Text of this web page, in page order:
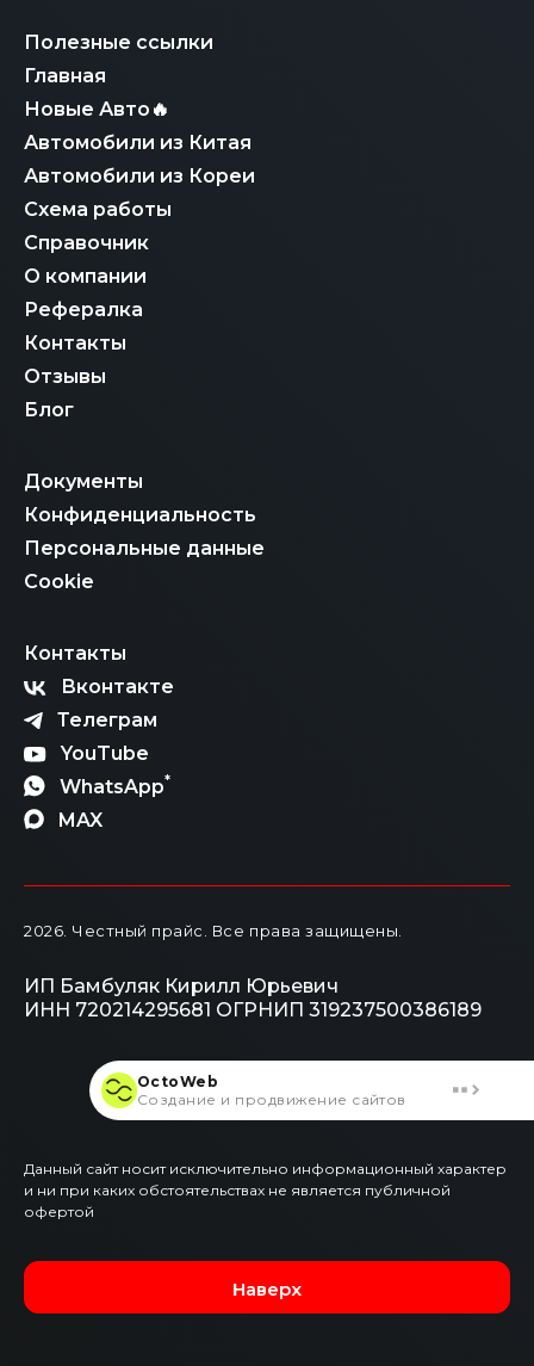
Полезные ссылки
Главная
Новые Авто🔥
Автомобили из Китая
Автомобили из Кореи
Схема работы
Справочник
О компании
Рефералка
Контакты
Отзывы
Блог
Документы
Конфиденциальность
Персональные данные
Cookie
Контакты
Вконтакте
Телеграм
YouTube
WhatsApp*
MAX
2026 . Честный прайс. Все права защищены.
ИП Бамбуляк Кирилл Юрьевич
ИНН 720214295681 ОГРНИП 319237500386189
Данный сайт носит исключительно информационный характер
и ни при каких обстоятельствах не является публичной
офертой
Наверх
OctoWeb
Создание и продвижение сайтов